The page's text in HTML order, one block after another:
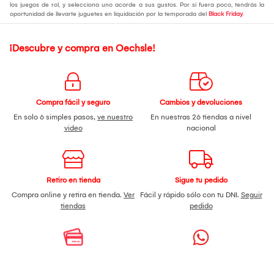
los juegos de rol, y selecciona uno acorde a sus gustos. Por si fuera poco, tendrás la
oportunidad de llevarte juguetes en liquidación por la temporada del Black Friday.
¡Descubre y compra en Oechsle!
Compra fácil y seguro
En solo 6 simples pasos, ve nuestro
video
Cambios y devoluciones
En nuestras 26 tiendas a nivel
nacional
Retiro en tienda
Compra online y retira en tienda. Ver
tiendas
Sigue tu pedido
Fácil y rápido sólo con tu DNI. Seguir
pedido